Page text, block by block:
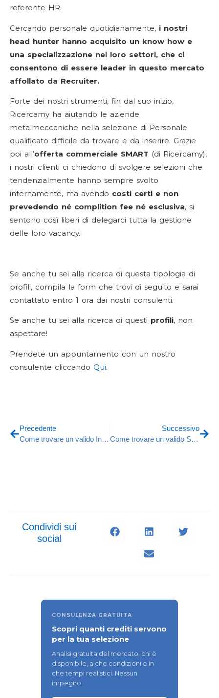
referente HR.
Cercando personale quotidianamente, i nostri
head hunter hanno acquisito un know how e
una specializzazione nei loro settori, che ci
consentono di essere leader in questo mercato
affollato da Recruiter.
Forte dei nostri strumenti, fin dal suo inizio,
Ricercamy ha aiutando le aziende
metalmeccaniche nella selezione di Personale
qualificato difficile da trovare e da inserire. Grazie
poi all’offerta commerciale SMART (di Ricercamy),
i nostri clienti ci chiedono di svolgere selezioni che
tendenzialmente hanno sempre svolto
internamente, ma avendo costi certi e non
prevedendo né complition fee né esclusiva, si
sentono così liberi di delegarci tutta la gestione
delle loro vacancy.
Se anche tu sei alla ricerca di questa tipologia di
profili, compila la form che trovi di seguito e sarai
contattato entro 1 ora dai nostri consulenti.
Se anche tu sei alla ricerca di questi profili, non
aspettare!
Prendete un appuntamento con un nostro
consulente cliccando Qui.
Precedente
Come trovare un valido Ingegnere dei Materiali
Successivo
Come trovare un valido Scrum Master
Condividi sui
social
CONSULENZA GRATUITA
Scopri quanti crediti servono
per la tua selezione
Analisi gratuita del mercato: chi è
disponibile, a che condizioni e in
che tempi realistici. Nessun
impegno.